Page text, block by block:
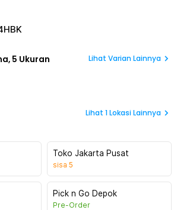
5 Ukuran Lihat Varian Lainnya
Lihat 1Lokasi Lainnya
Toko Jakarta Pusat
sisa 5
Pick n Go Depok
Pre-Order